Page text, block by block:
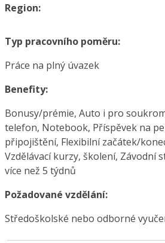
Region:
Typ pracovního poměru:
Práce na plný úvazek
Benefity:
Bonusy/prémie, Auto i pro
telefon, Notebook, Příspěvek na
připojištění, Flexibilní začátek/
Vzdělávací kurzy, školení, Závodní
více než 5 týdnů
Požadované vzdělání:
Středoškolské nebo odborné